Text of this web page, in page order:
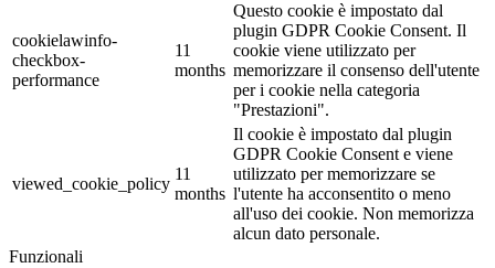
cookielawinfo-
checkbox-
performance
11
months
Questo cookie è impostato dal
plugin GDPR Cookie Consent. Il
cookie viene utilizzato per
memorizzare il consenso dell'utente
per i cookie nella categoria
"Prestazioni".
viewed_cookie_policy
11
months
Il cookie è impostato dal plugin
GDPR Cookie Consent e viene
utilizzato per memorizzare se
l'utente ha acconsentito o meno
all'uso dei cookie. Non memorizza
alcun dato personale.
Funzionali